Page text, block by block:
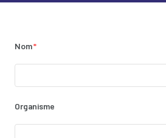
Nom*
Organisme